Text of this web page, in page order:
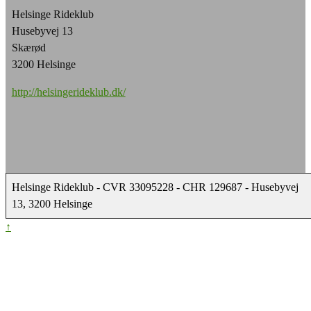
Helsinge Rideklub
Husebyvej 13
Skærød
3200 Helsinge
http://helsingerideklub.dk/
Helsinge Rideklub - CVR 33095228 - CHR 129687 - Husebyvej
13, 3200 Helsinge
↑